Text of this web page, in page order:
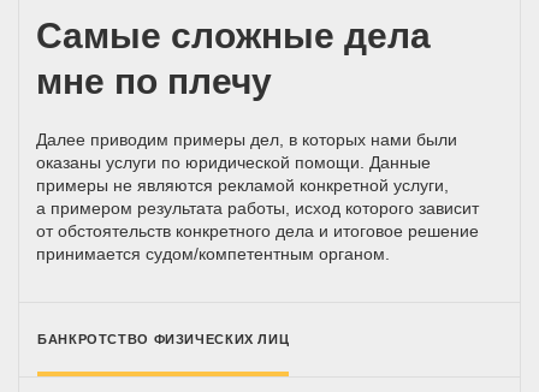
Самые сложные дела
мне по плечу
Далее приводим примеры дел, в которых нами были
оказаны услуги по юридической помощи. Данные
примеры не являются рекламой конкретной услуги,
а примером результата работы, исход которого зависит
от обстоятельств конкретного дела и итоговое решение
принимается судом/компетентным органом.
БАНКРОТСТВО ФИЗИЧЕСКИХ ЛИЦ